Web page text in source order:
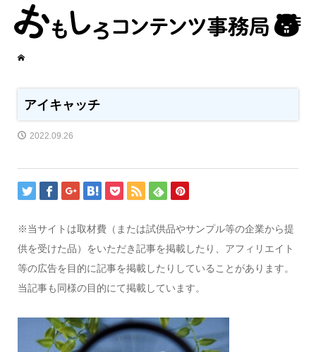
アイキャッチ
2022.09.26
※当サイトは取材費（または試供品やサンプル等の企業から提
供を受けた品）をいただき記事を掲載したり、アフィリエイト
等の広告を目的に記事を掲載したりしていることがあります。
当記事も同様の目的にて掲載しています。